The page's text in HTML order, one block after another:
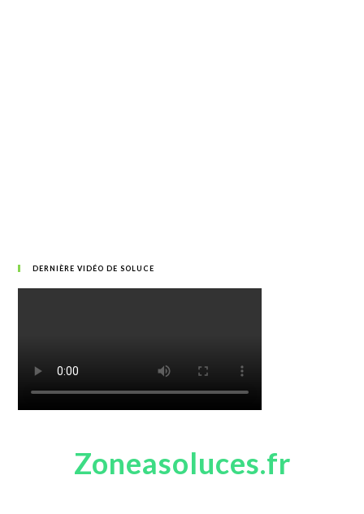
DERNIÈRE VIDÉO DE SOLUCE
Zoneasoluces.fr